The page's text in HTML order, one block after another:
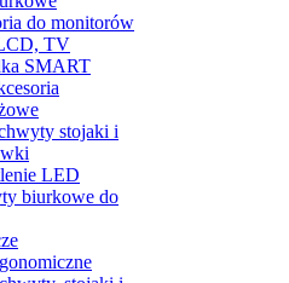
do monitorów
TV
SMART
stojaki i
LED
biurkowe do